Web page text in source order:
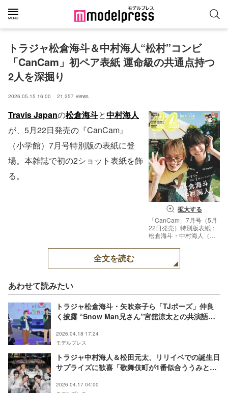
トラジャ松倉海斗＆中村海人“松村”コンビ
「CanCam」初ペア表紙 運命級の共通点持つ
2人を深掘り
2026.05.15 16:00 21,257 views
拡大する
「CanCam」7月号（5月
22日発売）特別版表紙：
松倉海斗・中村海人（画
Travis Japanの松倉海斗と中村海人
が、5月22日発売の『CanCam』
（小学館）7月号特別版の表紙に登
場。本雑誌で初の2ショット表紙を飾
る。
全文を読む
あわせて読みたい
トラジャ松倉海斗・矢吹奈子ら「TJポーズ」仲良
く披露 “Snow Man兄さん”宮舘涼太との共演語る
2026.04.18 17:24
モデルプレス
トラジャ中村海人＆松田元太、リリイベでの誕生日
サプライズに歓喜「歌舞伎町が1番似合ううみと、
2026.04.17 04:00